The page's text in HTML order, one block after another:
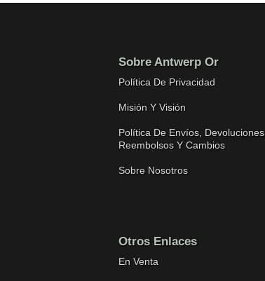
Sobre Antwerp Or
Política De Privacidad
Misión Y Visión
Política De Envíos, Devoluciones,
Reembolsos Y Cambios
Sobre Nosotros
Otros Enlaces
En Venta